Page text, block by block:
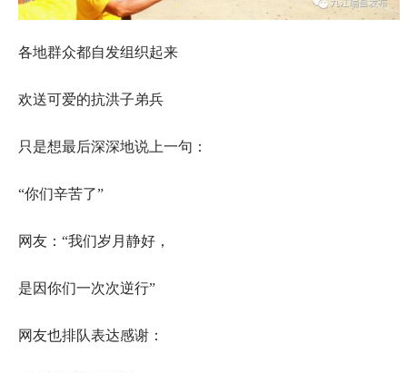
各地群众都自发组织起来
欢送可爱的抗洪子弟兵
只是想最后深深地说上一句：
“你们辛苦了”
网友：“我们岁月静好，
是因你们一次次逆行”
网友也排队表达感谢：